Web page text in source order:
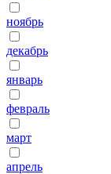
ноябрь
декабрь
январь
февраль
март
апрель